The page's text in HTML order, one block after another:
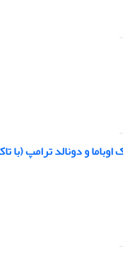
و دونالد ترامپ (با